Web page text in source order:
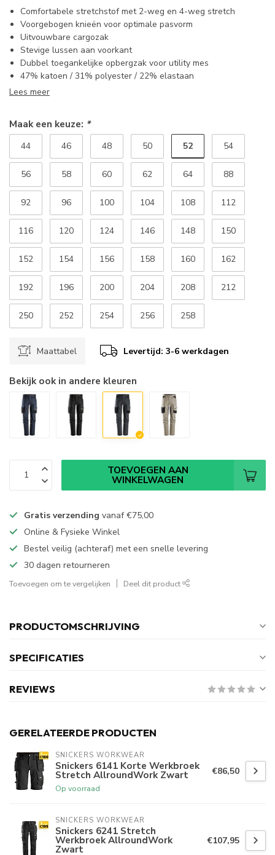
Comfortabele stretchstof met 2-weg en 4-weg stretch
Voorgebogen knieën voor optimale pasvorm
Uitvouwbare cargozak
Stevige lussen aan voorkant
Dubbel toegankelijke opbergzak voor utility mes
47% katoen / 31% polyester / 22% elastaan
Lees meer
Maak een keuze: *
44 46 48 50 52 54
56 58 60 62 64 88
92 96 100 104 108 112
116 120 124 146 148 150
152 154 156 158 160 162
192 196 200 204 208 212
250 252 254 256 258
Maattabel Levertijd: 3-6 werkdagen
Bekijk ook in andere kleuren
TOEVOEGEN AAN
WINKELWAGEN
Gratis verzending vanaf€75,00
Online & Fysieke Winkel
Bestel veilig (achteraf) met een snelle levering
30 dagen retourneren
Toevoegen om te vergelijken Deel dit product
PRODUCTOMSCHRIJVING
SPECIFICATIES
REVIEWS
GERELATEERDE PRODUCTEN
SNICKERS WORKWEAR
Snickers 6141 Korte Werkbroek
Stretch AllroundWork Zwart
Op voorraad
€86,50
SNICKERS WORKWEAR
Snickers 6241 Stretch
Werkbroek AllroundWork
Zwart
€107,95